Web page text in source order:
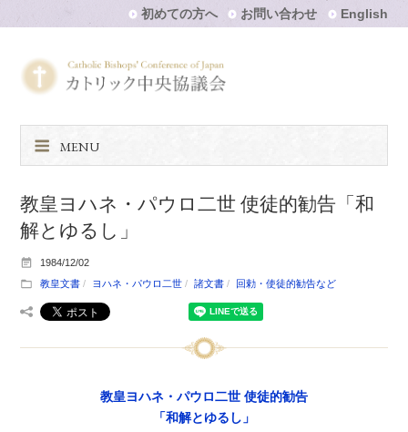
初めての方へ お問い合わせ English
MENU
教皇ヨハネ・パウロ二世 使徒的勧告「和
解とゆるし」
1984/12/02
教皇文書
ヨハネ・パウロ二世 諸文書 回勅・使徒的勧告など
教皇ヨハネ・パウロ二世 使徒的勧告
「和解とゆるし」